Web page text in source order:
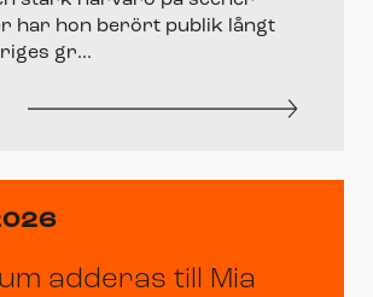
har hon berört publik långt
gr...
adderas till Mia